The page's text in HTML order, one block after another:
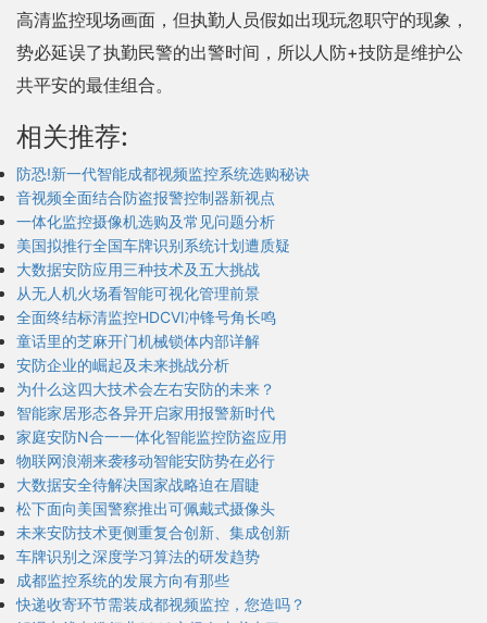
高清监控现场画面，但执勤人员假如出现玩忽职守的现象，
势必延误了执勤民警的出警时间，所以人防+技防是维护公
共平安的最佳组合。
相关推荐:
防恐!新一代智能成都视频监控系统选购秘诀
音视频全面结合防盗报警控制器新视点
一体化监控摄像机选购及常见问题分析
美国拟推行全国车牌识别系统计划遭质疑
大数据安防应用三种技术及五大挑战
从无人机火场看智能可视化管理前景
全面终结标清监控HDCVI冲锋号角长鸣
童话里的芝麻开门机械锁体内部详解
安防企业的崛起及未来挑战分析
为什么这四大技术会左右安防的未来？
智能家居形态各异开启家用报警新时代
家庭安防N合一一体化智能监控防盗应用
物联网浪潮来袭移动智能安防势在必行
大数据安全待解决国家战略迫在眉睫
松下面向美国警察推出可佩戴式摄像头
未来安防技术更侧重复合创新、集成创新
车牌识别之深度学习算法的研发趋势
成都监控系统的发展方向有那些
快递收寄环节需装成都视频监控，您造吗？